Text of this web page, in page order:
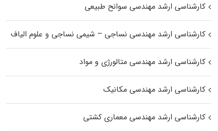
کارشناسی ارشد مهندسی سوانح طبیعی
کارشناسی ارشد مهندسی نساجی – شیمی نساجی و علوم الیاف
کارشناسی ارشد مهندسی متالورژی و مواد
کارشناسی ارشد مهندسی مکانیک
کارشناسی ارشد مهندسی معماری کشتی